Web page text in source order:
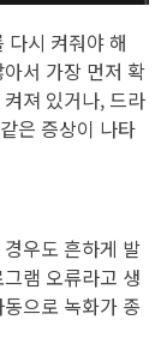
다시 켜줘야 해
서 가장 먼저 확
져 있거나, 드라
은 증상이 나타
우도 흔하게 발
램 오류라고 생
으로 녹화가 종